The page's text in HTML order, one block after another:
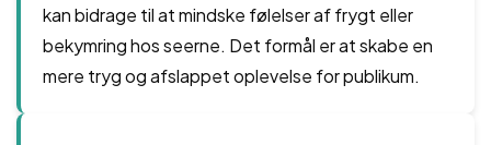
kan bidrage til at mindske følelser af frygt eller
bekymring hos seerne. Det formål er at skabe en
mere tryg og afslappet oplevelse for publikum.